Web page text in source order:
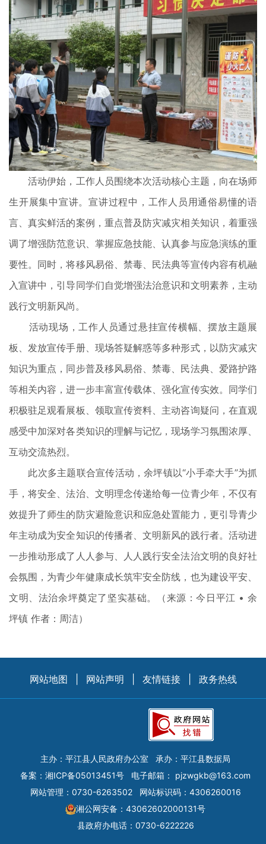
活动伊始，工作人员围绕本次活动核心主题，向在场师
生开展集中宣讲。宣讲过程中，工作人员用通俗易懂的语
言、真实鲜活的案例，重点普及防灾减灾相关知识，着重强
调了增强防范意识、掌握应急技能、认真参与应急演练的重
要性。同时，将移风易俗、禁毒、民法典等宣传内容有机融
入宣讲中，引导同学们自觉增强法治意识和文明素养，主动
践行文明新风尚。
活动现场，工作人员通过悬挂宣传横幅、摆放主题展
板、发放宣传手册、现场答疑解惑等多种形式，以防灾减灾
知识为重点，同步普及移风易俗、禁毒、民法典、爱路护路
等相关内容，进一步丰富宣传载体、强化宣传实效。同学们
积极驻足观看展板、领取宣传资料、主动咨询疑问，在直观
感受中加深对各类知识的理解与记忆，现场学习氛围浓厚、
互动交流热烈。
此次多主题联合宣传活动，余坪镇以“小手牵大手”为抓
手，将安全、法治、文明理念传递给每一位青少年，不仅有
效提升了师生的防灾避险意识和应急处置能力，更引导青少
年主动成为安全知识的传播者、文明新风的践行者。活动进
一步推动形成了人人参与、人人践行安全法治文明的良好社
会氛围，为青少年健康成长筑牢安全防线，也为建设平安、
文明、法治余坪奠定了坚实基础。（来源：今日平江 • 余
坪镇 作者：周洁）
网站地图 网站声明 友情链接 政务热线
主办：平江县人民政府办公室
承办：平江县数据局
备案： 湘ICP备05013451号 电子邮箱： pjzwgkb@163.com
网站管理：0730-6263502
网站标识码：4306260016
湘公网安备：43062602000131号
县政府办电话：0730-6222226